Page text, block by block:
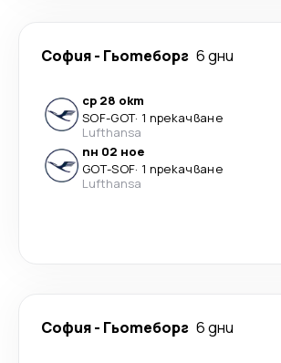
София- Гьотеборг 6 дни
ср 28 окт
SOF-GOT· 1 прекачване
Lufthansa
пн 02 ное
GOT-SOF· 1 прекачване
Lufthansa
София- Гьотеборг 6 дни